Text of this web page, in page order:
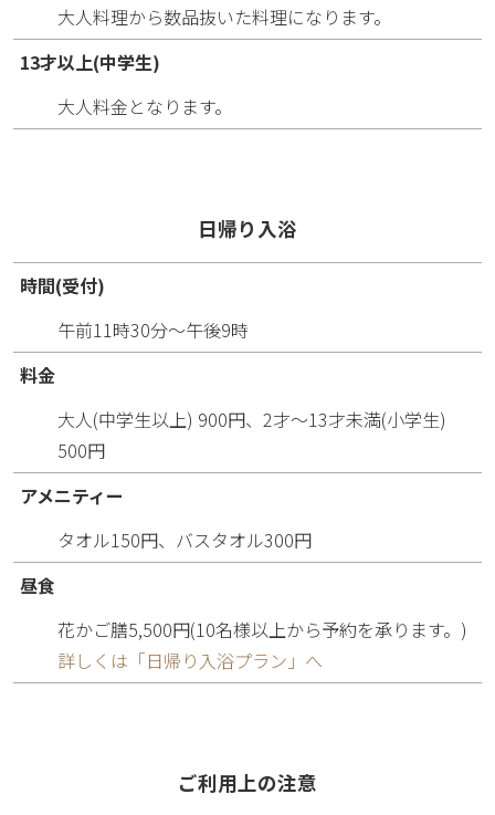
大人料理から数品抜いた料理になります。
13才以上(中学生)
大人料金となります。
日帰り入浴
時間(受付)
午前11時30分～午後9時
料金
大人(中学生以上) 900円、2才～13才未満(小学生)
500円
アメニティー
タオル150円、バスタオル300円
昼食
花かご膳5,500円(10名様以上から予約を承ります。)
詳しくは「日帰り入浴プラン」へ
ご利用上の注意